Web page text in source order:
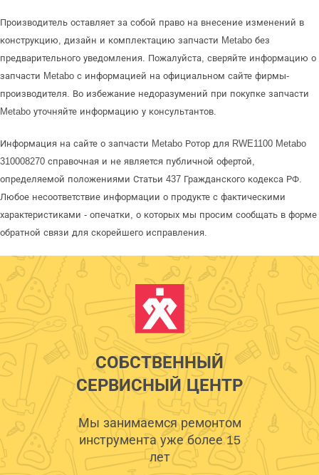
Производитель оставляет за собой право на внесение изменений в
конструкцию, дизайн и комплектацию запчасти Metabo без
предварительного уведомления. Пожалуйста, сверяйте информацию о
запчасти Metabo с информацией на официальном сайте фирмы-
производителя. Во избежание недоразумений при покупке запчасти
Metabo уточняйте информацию у консультантов.
Информация на сайте о запчасти Metabo Ротор для RWE1100 Metabo
310008270 справочная и не является публичной офертой,
определяемой положениями Статьи 437 Гражданского кодекса РФ.
Любое несоответствие информации о продукте с фактическими
характеристиками - опечатки, о которых мы просим сообщать в форме
обратной связи для скорейшего исправления.
СОБСТВЕННЫЙ
СЕРВИСНЫЙ ЦЕНТР
Мы занимаемся ремонтом
инструмента уже более 15
лет